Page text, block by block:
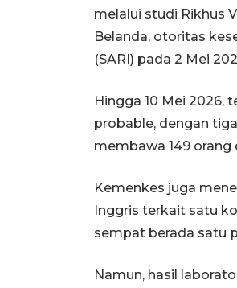
melalui studi Rikhus
Belanda, otoritas
(SARI) pada 2 Mei
Hingga 10 Mei 2026,
probable, dengan
membawa 149 orang
Kemenkes juga
Inggris terkait satu
sempat berada satu
Namun, hasil